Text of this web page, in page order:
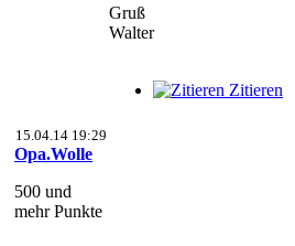
Gruß
Walter
Zitieren
15.04.14 19:29
Opa.Wolle
500 und
mehr Punkte